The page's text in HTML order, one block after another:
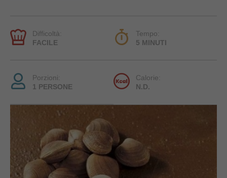
Difficoltà:
FACILE
Tempo:
5 MINUTI
Porzioni:
1 PERSONE
Calorie:
N.D.